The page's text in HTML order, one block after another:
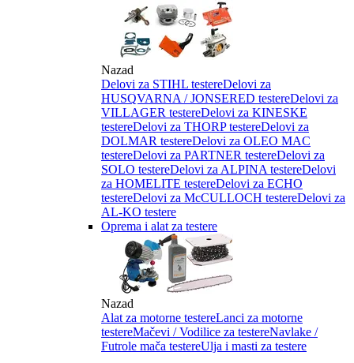
Nazad
Delovi za STIHL testereDelovi za
HUSQVARNA / JONSERED testereDelovi za
VILLAGER testereDelovi za KINESKE
testereDelovi za THORP testereDelovi za
DOLMAR testereDelovi za OLEO MAC
testereDelovi za PARTNER testereDelovi za
SOLO testereDelovi za ALPINA testereDelovi
za HOMELITE testereDelovi za ECHO
testereDelovi za McCULLOCH testereDelovi za
AL-KO testere
Oprema i alat za testere
Nazad
Alat za motorne testereLanci za motorne
testereMačevi / Vodilice za testereNavlake /
Futrole mača testereUlja i masti za testere